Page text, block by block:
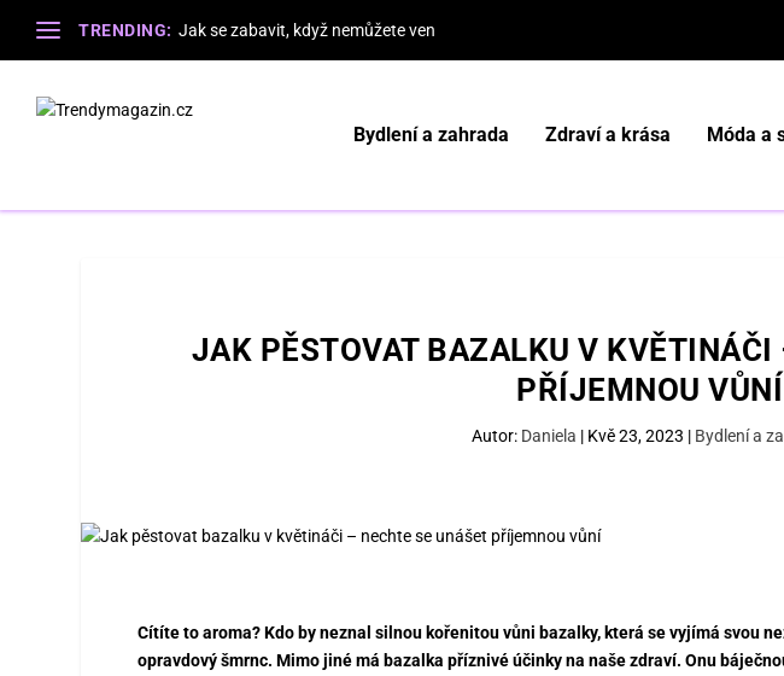
TRENDING: Jak se zabavit, když nemůžete ven
Bydlení a zahrada Zdraví a krása Móda a
JAK PĚSTOVAT BAZALKU V KVĚTINÁČI
PŘÍJEMNOU VŮNÍ
Autor: Daniela | Kvě 23, 2023 | Bydlení a
Cítíte to aroma? Kdo by neznal silnou kořenitou vůni bazalky, která se vyjímá svou
opravdový šmrnc. Mimo jiné má bazalka příznivé účinky na naše zdraví. Onu